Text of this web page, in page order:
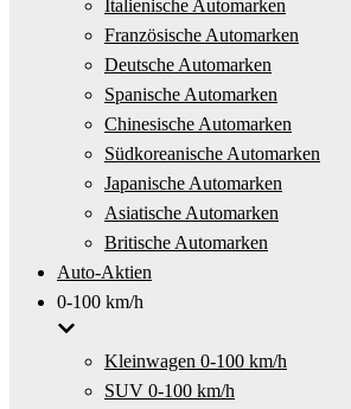
Italienische Automarken
Französische Automarken
Deutsche Automarken
Spanische Automarken
Chinesische Automarken
Südkoreanische Automarken
Japanische Automarken
Asiatische Automarken
Britische Automarken
Auto-Aktien
0-100 km/h
Kleinwagen 0-100 km/h
SUV 0-100 km/h